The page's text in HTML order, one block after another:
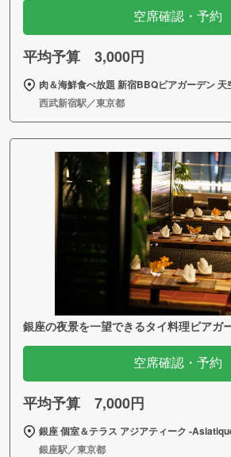
空席確認・予約
平均予算 3,000円
肉＆海鮮食べ放題 新宿BBQビアガーデン 天
西武新宿駅／東京都
銀座の夜景を一望できるタイ料理ビアガ
空席確認・予約
平均予算 7,000円
銀座 個室＆テラス アジアティーク
銀座駅／東京都